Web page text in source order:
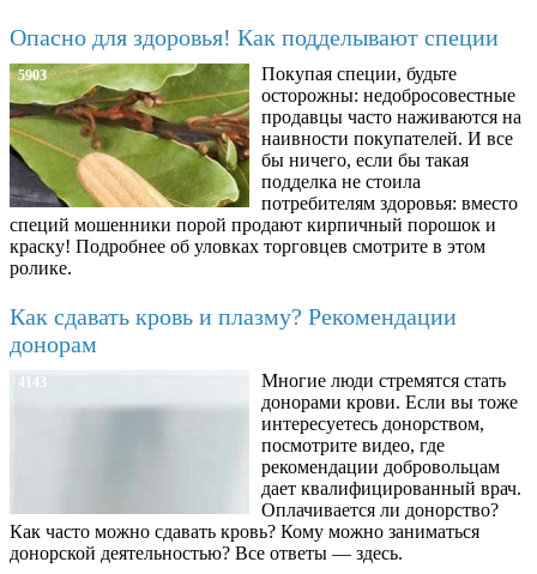
Опасно для здоровья! Как подделывают специи
5903
Покупая специи, будьте
осторожны: недобросовестные
продавцы часто наживаются на
наивности покупателей. И все
бы ничего, если бы такая
подделка не стоила
потребителям здоровья: вместо
специй мошенники порой продают кирпичный порошок и
краску! Подробнее об уловках торговцев смотрите в этом
ролике.
Как сдавать кровь и плазму? Рекомендации
донорам
4143
Многие люди стремятся стать
донорами крови. Если вы тоже
интересуетесь донорством,
посмотрите видео, где
рекомендации добровольцам
дает квалифицированный врач.
Оплачивается ли донорство?
Как часто можно сдавать кровь? Кому можно заниматься
донорской деятельностью? Все ответы — здесь.